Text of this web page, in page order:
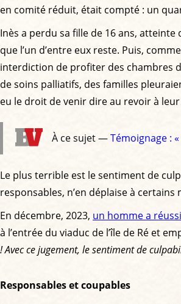
en comité réduit, était compté : un
Inès a perdu sa fille de 16 ans,
que l’un d’entre eux reste. Puis,
interdiction de profiter des chambres
de soins palliatifs, des familles
eu le droit de venir dire au revoir à
À ce sujet —Témoignage :
Le plus terrible est le sentiment de
responsables, n’en déplaise à
En décembre, 2023, un homme a réussi
à l’entrée du viaduc de l’île de Ré et
! Avec ce jugement, le sentiment de
Responsables et coupables